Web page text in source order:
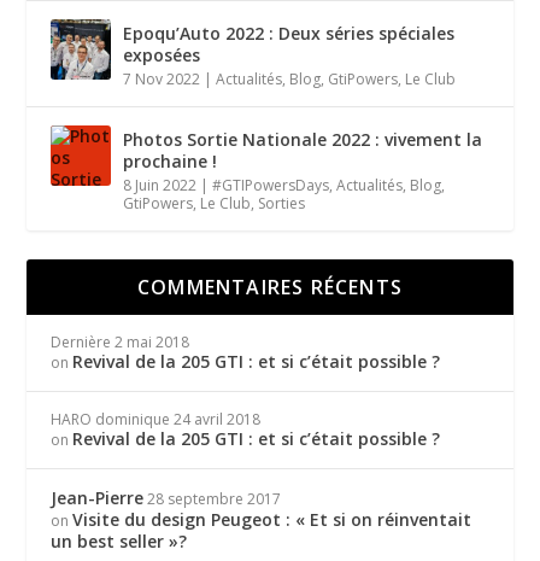
Epoqu’Auto 2022 : Deux séries spéciales
exposées
7 Nov 2022 |Actualités, Blog, GtiPowers, Le Club
Photos Sortie Nationale 2022 : vivement la
prochaine !
8 Juin 2022 |#GTIPowersDays,Actualités, Blog,
GtiPowers, Le Club, Sorties
COMMENTAIRES RÉCENTS
Dernière 2 mai 2018
on Revival de la 205 GTI : et si c’était possible ?
HARO dominique 24 avril 2018
on Revival de la 205 GTI : et si c’était possible ?
Jean-Pierre 28 septembre 2017
onVisite du design Peugeot : « Et si on réinventait
un best seller »?